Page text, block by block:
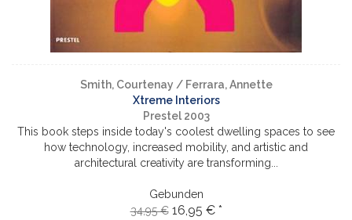
Smith, Courtenay / Ferrara, Annette
Xtreme Interiors
Prestel 2003
This book steps inside today's coolest dwelling spaces to see
how technology, increased mobility, and artistic and
architectural creativity are transforming...
Gebunden
34,95 € 16,95 € *